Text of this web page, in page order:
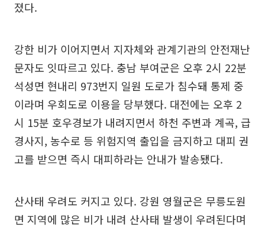
졌다.
강한 비가 이어지면서 지자체와 관계기관의 안전재난
문자도 잇따르고 있다. 충남 부여군은 오후 2시 22분
석성면 현내리 973번지 일원 도로가 침수돼 통제 중
이라며 우회도로 이용을 당부했다. 대전에는 오후 2
시 15분 호우경보가 내려지면서 하천 주변과 계곡, 급
경사지, 농수로 등 위험지역 출입을 금지하고 대피 권
고를 받으면 즉시 대피하라는 안내가 발송됐다.
산사태 우려도 커지고 있다. 강원 영월군은 무릉도원
면 지역에 많은 비가 내려 산사태 발생이 우려된다며